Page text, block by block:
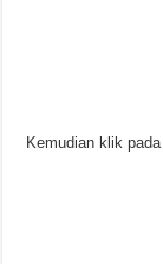
Kemudian klik pada